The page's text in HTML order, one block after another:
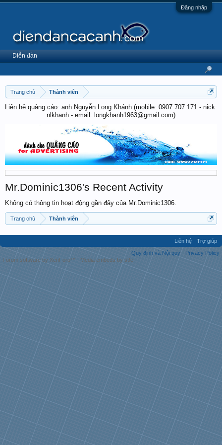
Đăng nhập
Trang chủ Thành viên
Liên hệ quảng cáo: anh Nguyễn Long Khánh (mobile: 0907 707 171 - nick:
nlkhanh - email: longkhanh1963@gmail.com)
Mr.Dominic1306's Recent Activity
Không có thông tin hoạt động gần đây của Mr.Dominic1306.
Trang chủ Thành viên
Diễn đàn
Liên hệ
Trợ giúp
Quy định và Nội quy
Privacy Policy
Forum software by XenForo™ | Media embeds by s9e